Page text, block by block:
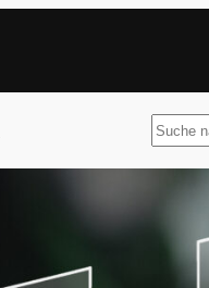
Suchen
Sie
nach